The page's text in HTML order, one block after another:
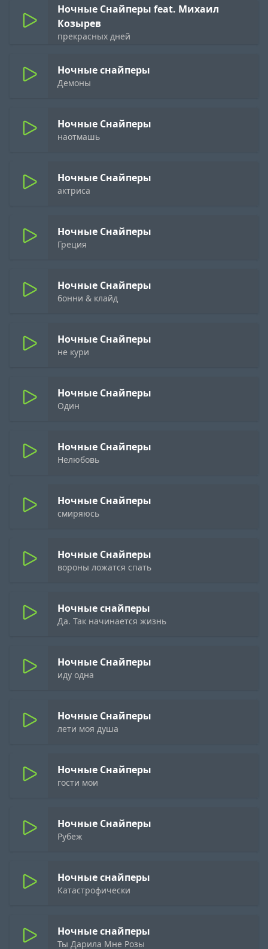
Ночные Снайперы feat. Михаил
Козырев
прекрасных дней
Ночные снайперы
Демоны
Ночные Снайперы
наотмашь
Ночные Снайперы
актриса
Ночные Снайперы
Греция
Ночные Снайперы
бонни & клайд
Ночные Снайперы
не кури
Ночные Снайперы
Один
Ночные Снайперы
Нелюбовь
Ночные Снайперы
смиряюсь
Ночные Снайперы
вороны ложатся спать
Ночные снайперы
Да. Так начинается жизнь
Ночные Снайперы
иду одна
Ночные Снайперы
лети моя душа
Ночные Снайперы
гости мои
Ночные Снайперы
Рубеж
Ночные снайперы
Катастрофически
Ночные снайперы
Ты Дарила Мне Розы